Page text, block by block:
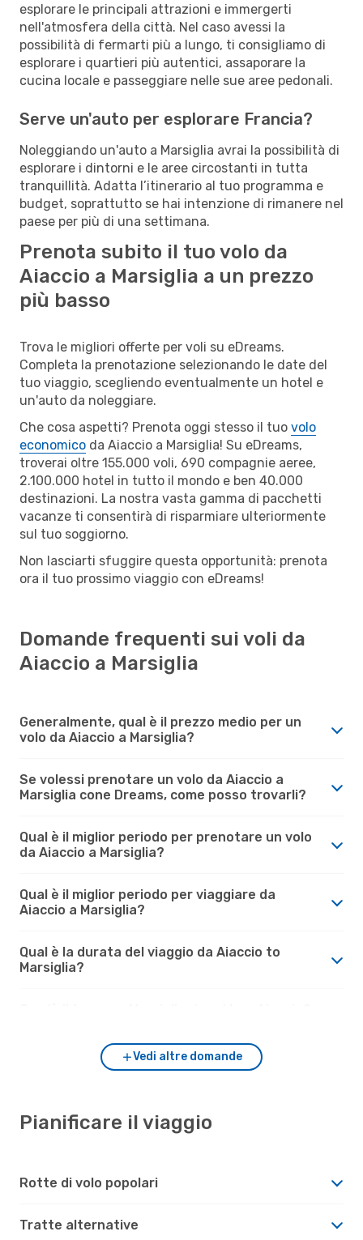
esplorare le principali attrazioni e immergerti
nell'atmosfera della città. Nel caso avessi la
possibilità di fermarti più a lungo, ti consigliamo di
esplorare i quartieri più autentici, assaporare la
cucina locale e passeggiare nelle sue aree pedonali.
Serve un'auto per esplorare Francia?
Noleggiando un'auto a Marsiglia avrai la possibilità di
esplorare i dintorni e le aree circostanti in tutta
tranquillità. Adatta l’itinerario al tuo programma e
budget, soprattutto se hai intenzione di rimanere nel
paese per più di una settimana.
Prenota subito il tuo volo da
Aiaccio a Marsiglia a un prezzo
più basso
Trova le migliori offerte per voli su eDreams.
Completa la prenotazione selezionando le date del
tuo viaggio, scegliendo eventualmente un hotel e
un'auto da noleggiare.
Che cosa aspetti? Prenota oggi stesso il tuo volo
economico da Aiaccio a Marsiglia! Su eDreams,
troverai oltre 155.000 voli, 690 compagnie aeree,
2.100.000 hotel in tutto il mondo e ben 40.000
destinazioni. La nostra vasta gamma di pacchetti
vacanze ti consentirà di risparmiare ulteriormente
sul tuo soggiorno.
Non lasciarti sfuggire questa opportunità: prenota
ora il tuo prossimo viaggio con eDreams!
Domande frequenti sui voli da
Aiaccio a Marsiglia
Generalmente, qual è il prezzo medio per un
volo da Aiaccio a Marsiglia?
Se volessi prenotare un volo da Aiaccio a
Marsiglia cone Dreams, come posso trovarli?
Qual è il miglior periodo per prenotare un volo
da Aiaccio a Marsiglia?
Qual è il miglior periodo per viaggiare da
Aiaccio a Marsiglia?
Qual è la durata del viaggio da Aiaccio to
Marsiglia?
Vedi altre domande
Pianificare il viaggio
Rotte di volo popolari
Tratte alternative